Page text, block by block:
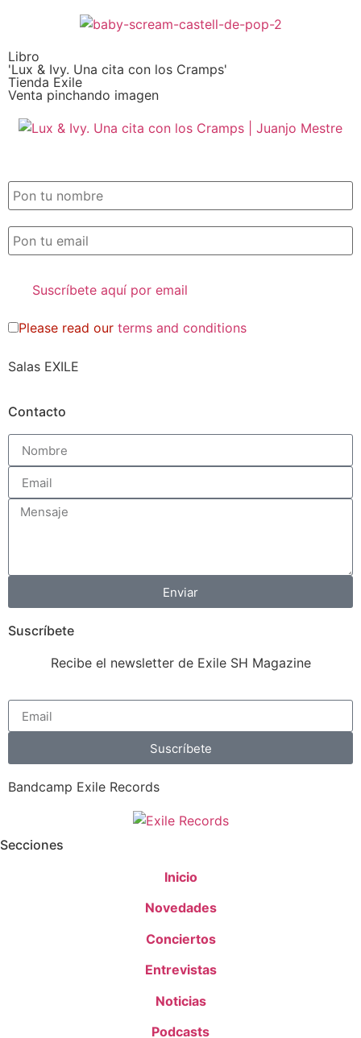
Libro
'Lux & Ivy. Una cita con los Cramps'
Tienda Exile
Venta pinchando imagen
Please read our terms and conditions
Salas EXILE
Contacto
Enviar
Suscríbete
Recibe el newsletter de Exile SH Magazine
Suscríbete
Bandcamp Exile Records
Secciones
Inicio
Novedades
Conciertos
Entrevistas
Noticias
Podcasts